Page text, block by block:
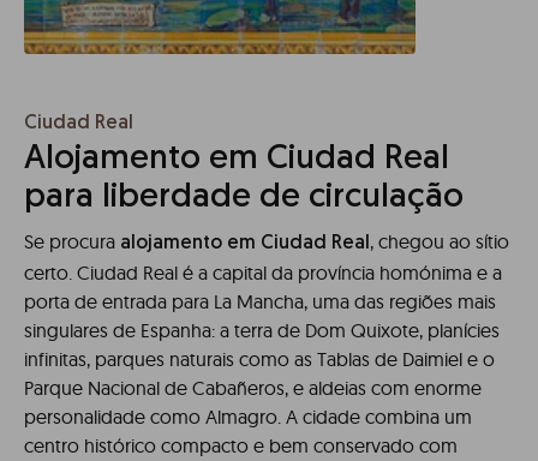
Ciudad Real
Alojamento em Ciudad Real
para liberdade de circulação
Se procura alojamento em Ciudad Real , chegou ao sítio
certo. Ciudad Real é a capital da província homónima e a
porta de entrada para La Mancha, uma das regiões mais
singulares de Espanha: a terra de Dom Quixote, planícies
infinitas, parques naturais como as Tablas de Daimiel e o
Parque Nacional de Cabañeros, e aldeias com enorme
personalidade como Almagro. A cidade combina um
centro histórico compacto e bem conservado com